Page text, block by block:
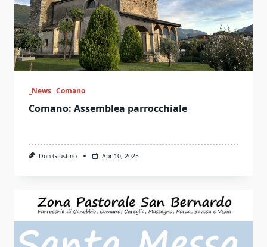
_News Comano
Comano: Assemblea parrocchiale
Don Giustino Apr 10, 2025